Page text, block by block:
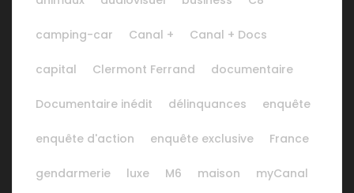
camping-car Canal + Canal + Docs
capital Clermont Ferrand documentaire
Documentaire inédit délinquances enquête
enquête d'action enquête exclusive France
gendarmerie luxe M6 maison myCanal